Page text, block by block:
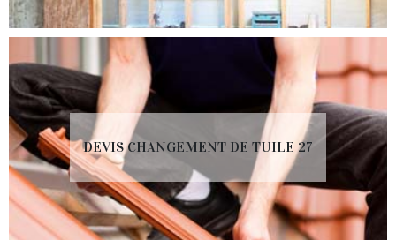
DEVIS CHANGEMENT DE TUILE 27